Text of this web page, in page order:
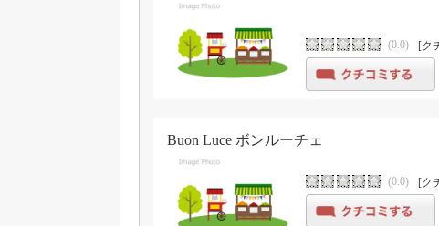
(0.0) [ク
Buon Luce ボンルーチェ
(0.0) [ク